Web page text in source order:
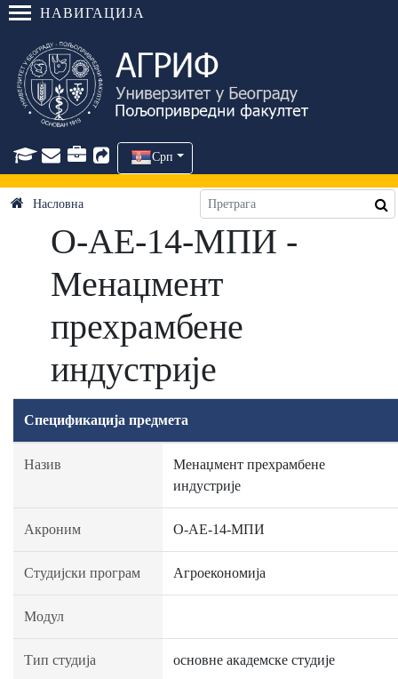
НАВИГАЦИЈА
Срп
Насловна
О-АЕ-14-МПИ -
Менаџмент
прехрамбене
индустрије
Спецификација предмета
Назив
Менаџмент прехрамбене
индустрије
Акроним О-АЕ-14-МПИ
Студијски програм Агроекономија
Модул
Тип студија основне академске студије